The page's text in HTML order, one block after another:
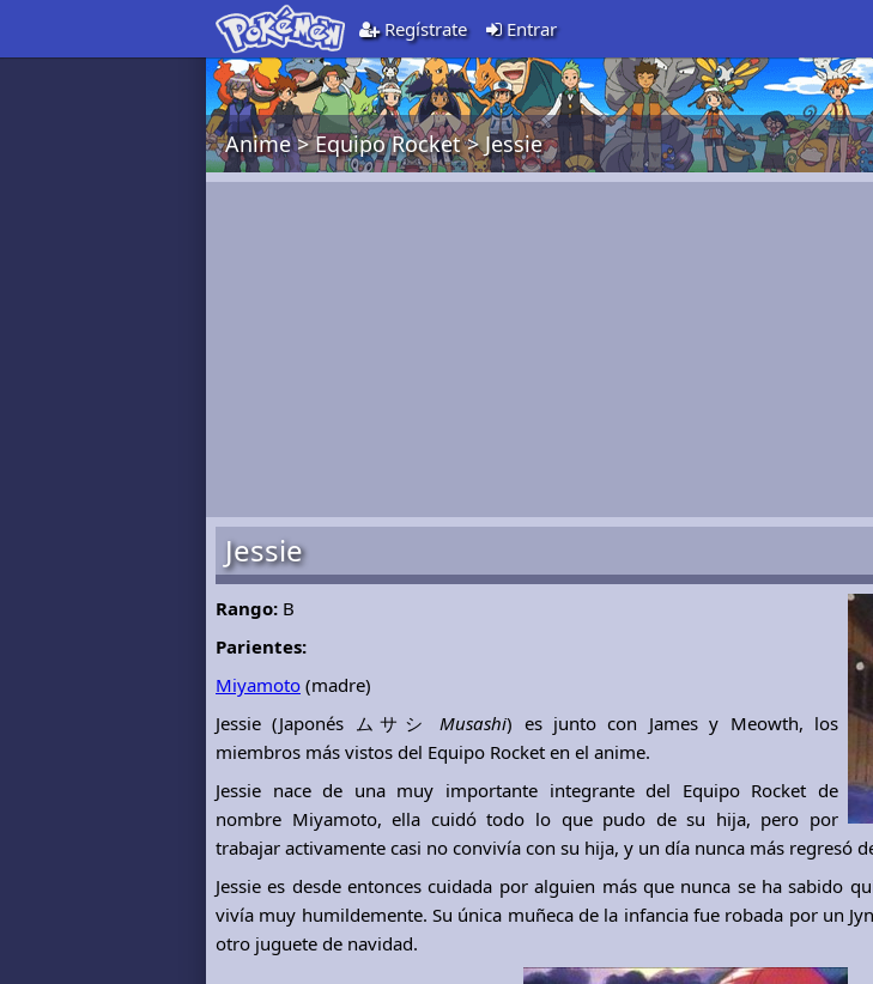
Regístrate Entrar
Anime>Equipo Rocket>Jessie
Jessie
Rango: B
Parientes:
Miyamoto (madre)
Jessie (Japonés ムサシMusashi) es junto con James y Meowth, los
miembros más vistos del Equipo Rocket en el anime.
Jessie nace de una muy importante integrante del Equipo Rocket de
nombre Miyamoto, ella cuidó todo lo que pudo de su hija, pero por
trabajar activamente casi no convivía con su hija, y un día nunca más regresó
Jessie es desde entonces cuidada por alguien más que nunca se ha sabido
vivía muy humildemente. Su única muñeca de la infancia fue robada por un
otro juguete de navidad.